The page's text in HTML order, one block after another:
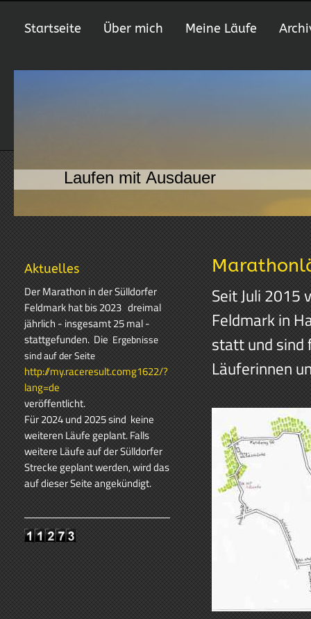
Startseite Über mich Meine Läufe
Laufen mit Ausdauer
Aktuelles
Der Marathon in der Sülldorfer
Feldmark hat bis 2023 dreimal
jährlich - insgesamt 25 mal -
stattgefunden. Die Ergebnisse
sind auf der Seite
http://my.raceresult.comg1622/?
lang=de
veröffentlicht.
Für 2024 und 2025 sind keine
weiteren Läufe geplant. Falls
weitere Läufe auf der Sülldorfer
Strecke geplant werden, wird das
auf dieser Seite angekündigt.
Seit Juli 2015
Feldmark in
statt und sind
Läuferinnen